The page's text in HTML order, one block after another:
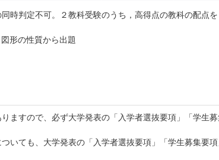
時判定不可。２教科受験のうち，高得点の教科の配点を
形の性質から出題
ますので、必ず大学発表の「入学者選抜要項」「学生
いても、大学発表の「入学者選抜要項」「学生募集要項